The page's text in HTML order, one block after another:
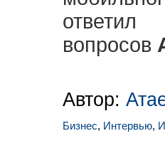
вопросов
Автор:
Бизнес, Интервью,